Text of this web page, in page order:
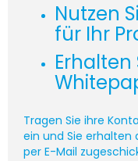
Nutzen
für Ihr
Tragen Sie ihre
ein und Sie erhalten
per E-Mail